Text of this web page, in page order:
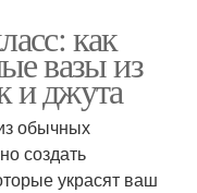
как
вазы из
и джута
обычных
создать
украсят ваш